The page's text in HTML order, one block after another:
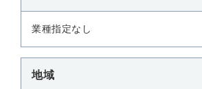
業種指定なし
地域